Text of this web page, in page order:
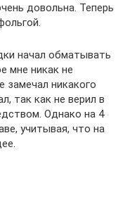
довольна. Теперь
начал обматывать
мне никак не
замечал никакого
так как не верил в
Однако на 4
учитывая, что на